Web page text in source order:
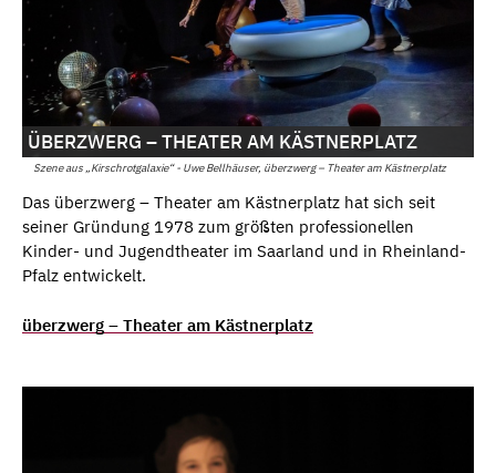
Szene aus „Kirschrotgalaxie“ - Uwe Bellhäuser, überzwerg – Theater am Kästnerplatz
ÜBERZWERG – THEATER AM KÄSTNERPLATZ
Das überzwerg – Theater am Kästnerplatz hat sich seit
seiner Gründung 1978 zum größten professionellen
Kinder- und Jugendtheater im Saarland und in Rheinland-
Pfalz entwickelt.
überzwerg – Theater am Kästnerplatz